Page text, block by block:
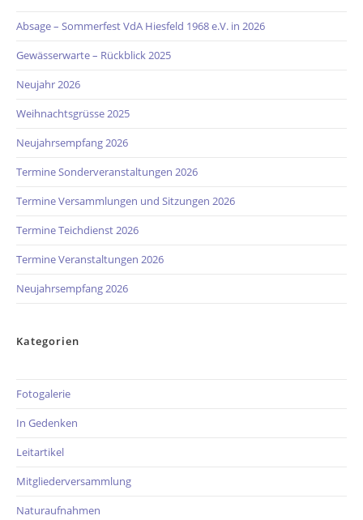
Absage – Sommerfest VdA Hiesfeld 1968 e.V. in 2026
Gewässerwarte – Rückblick 2025
Neujahr 2026
Weihnachtsgrüsse 2025
Neujahrsempfang 2026
Termine Sonderveranstaltungen 2026
Termine Versammlungen und Sitzungen 2026
Termine Teichdienst 2026
Termine Veranstaltungen 2026
Neujahrsempfang 2026
Kategorien
Fotogalerie
In Gedenken
Leitartikel
Mitgliederversammlung
Naturaufnahmen